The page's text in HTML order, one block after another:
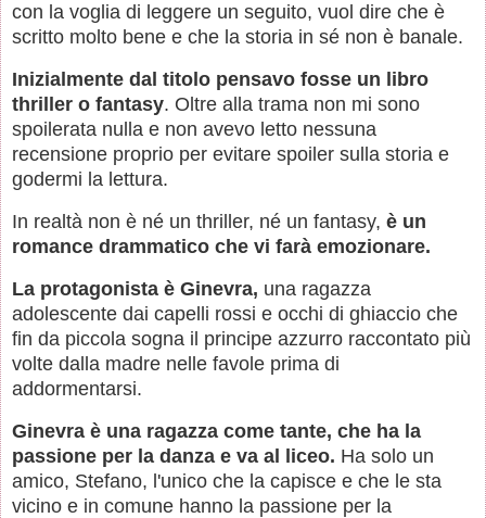
con la voglia di leggere un seguito, vuol dire che è
scritto molto bene e che la storia in sé non è banale.
Inizialmente dal titolo pensavo fosse un libro
thriller o fantasy. Oltre alla trama non mi sono
spoilerata nulla e non avevo letto nessuna
recensione proprio per evitare spoiler sulla storia e
godermi la lettura.
In realtà non è né un thriller, né un fantasy, è un
romance drammatico che vi farà emozionare.
La protagonista è Ginevra, una ragazza
adolescente dai capelli rossi e occhi di ghiaccio che
fin da piccola sogna il principe azzurro raccontato più
volte dalla madre nelle favole prima di
addormentarsi.
Ginevra è una ragazza come tante, che ha la
passione per la danza e va al liceo. Ha solo un
amico, Stefano, l'unico che la capisce e che le sta
vicino e in comune hanno la passione per la